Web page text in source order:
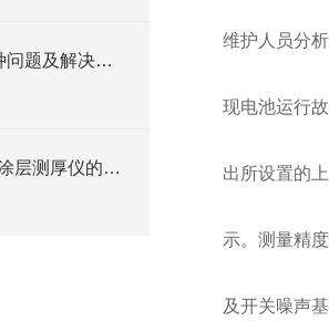
拉力试验机常出3种问题及解决方法
深度解析：一体式涂层测厚仪的正确使用方法全攻略
维护人员分
现电池运行
出所设置的
示。测量精
及开关噪声